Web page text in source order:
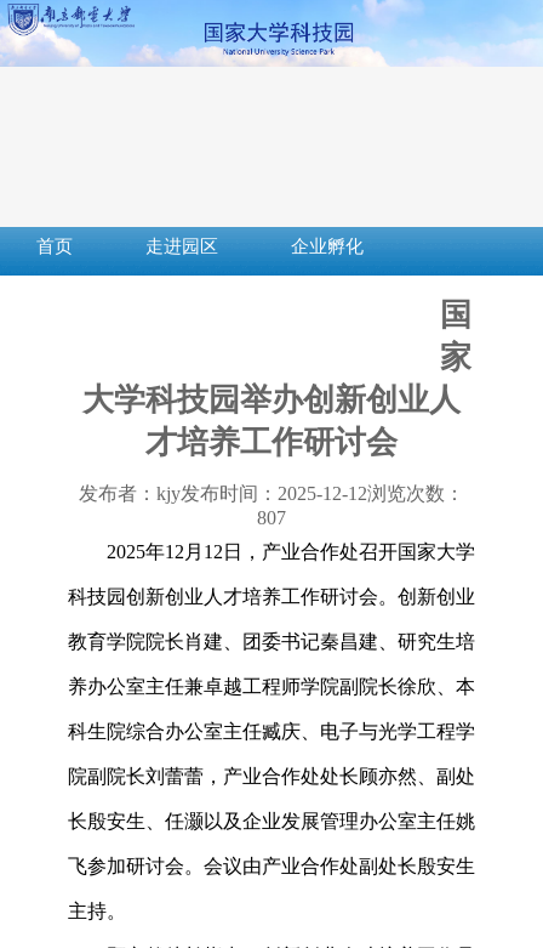
首页 走进园区
企业孵化
国
家
大学科技园举办创新创业人
才培养工作研讨会
发布者：kjy发布时间：2025-12-12浏览次数：
807
2025年12 月 12 日， 产业合作处召开国家大学
科技园创新创业人才培养工作研讨会。创新创业
教育学院院长肖建、团委书记秦昌建、研究生培
养办公室主任兼卓越工程师学院副院长徐欣、本
科生院综合办公室主任臧庆、电子与光学工程学
院副院长刘蕾蕾，产业合作处处长顾亦然、副处
长殷安生 任灏 以及企业发展管理办公室主任姚
飞参加研讨会。会议由产业合作处副 处长殷安生
主持。